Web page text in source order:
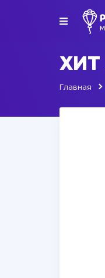
ХИТ
Главная